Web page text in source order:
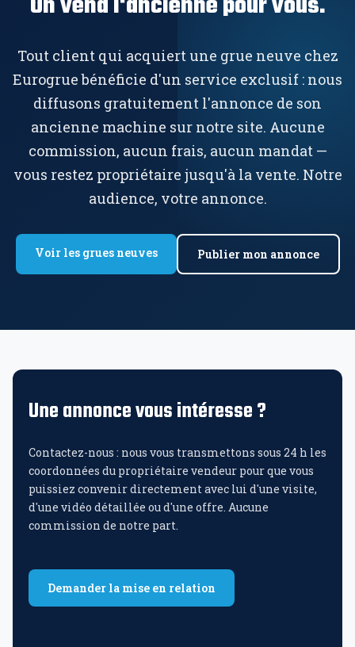
Tout client qui acquiert une grue neuve chez
Eurogrue bénéficie d'un service exclusif : nous
diffusons gratuitement l'annonce de son
ancienne machine sur notre site. Aucune
commission, aucun frais, aucun mandat —
vous restez propriétaire jusqu'à la vente. Notre
audience, votre annonce.
Voir les grues neuves Publier mon annonce
Une annonce vous intéresse ?
Contactez-nous : nous vous transmettons sous 24 h les
coordonnées du propriétaire vendeur pour que vous
puissiez convenir directement avec lui d'une visite,
d'une vidéo détaillée ou d'une offre. Aucune
commission de notre part.
Demander la mise en relation